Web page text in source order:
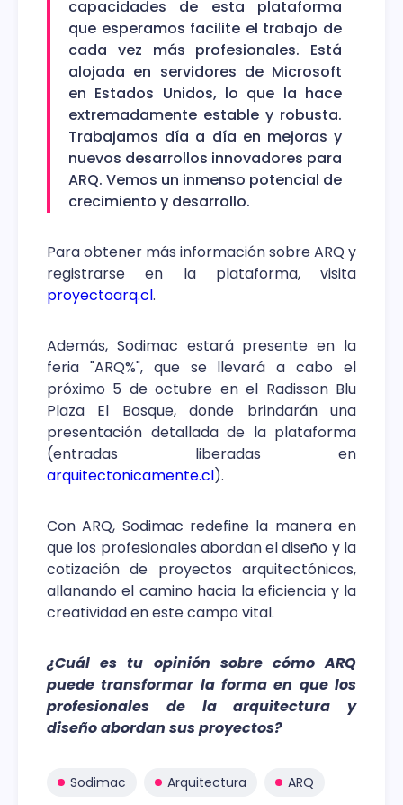
capacidades de esta plataforma
que esperamos facilite el trabajo de
cada vez más profesionales. Está
alojada en servidores de Microsoft
en Estados Unidos, lo que la hace
extremadamente estable y robusta.
Trabajamos día a día en mejoras y
nuevos desarrollos innovadores para
ARQ. Vemos un inmenso potencial de
crecimiento y desarrollo.
Para obtener más información sobre ARQ y
registrarse en la plataforma, visita
proyectoarq.cl.
Además, Sodimac estará presente en la
feria "ARQ%", que se llevará a cabo el
próximo 5 de octubre en el Radisson Blu
Plaza El Bosque, donde brindarán una
presentación detallada de la plataforma
(entradas liberadas en
arquitectonicamente.cl).
Con ARQ, Sodimac redefine la manera en
que los profesionales abordan el diseño y la
cotización de proyectos arquitectónicos,
allanando el camino hacia la eficiencia y la
creatividad en este campo vital.
¿Cuál es tu opinión sobre cómo ARQ
puede transformar la forma en que los
profesionales de la arquitectura y
diseño abordan sus proyectos?
Sodimac Arquitectura ARQ